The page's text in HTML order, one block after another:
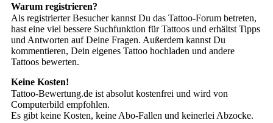
Warum registrieren?
Als registrierter Besucher kannst Du das Tattoo-Forum betreten,
hast eine viel bessere Suchfunktion für Tattoos und erhältst Tipps
und Antworten auf Deine Fragen. Außerdem kannst Du
kommentieren, Dein eigenes Tattoo hochladen und andere
Tattoos bewerten.
Keine Kosten!
Tattoo-Bewertung.de ist absolut kostenfrei und wird von
Computerbild empfohlen.
Es gibt keine Kosten, keine Abo-Fallen und keinerlei Abzocke.